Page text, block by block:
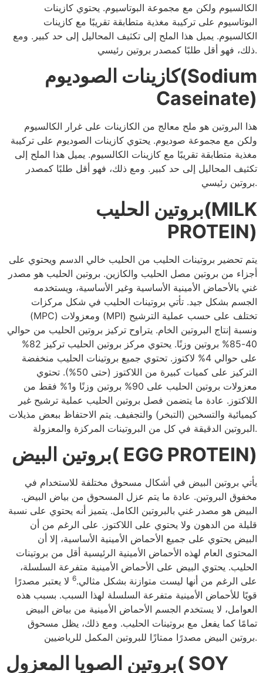
الكالسيوم ولكن مع مجموعة البوتاسيوم. يحتوي كازينات
البوتاسيوم على تركيبة مغذية متطابقة تقريبًا مع كازينات
الكالسيوم. يميل هذا الملح إلى تكثيف المحاليل إلى حد كبير. ومع
ذلك، فهو أقل طلبًا كمصدر بروتين رئيسي.
كازينات الصوديوم(Sodium
Caseinate)
هذا البروتين هو ملح معالج من الكازينات على غرار الكالسيوم
ولكن مع مجموعة صوديوم. يحتوي كازينات الصوديوم على تركيبة
مغذية متطابقة تقريبًا مع كازينات الكالسيوم. يميل هذا الملح إلى
تكثيف المحاليل إلى حد كبير. ومع ذلك، فهو أقل طلبًا كمصدر
بروتين رئيسي.
بروتين الحليب(MILK
PROTEIN)
يتم تحضير بروتينات الحليب من الحليب خالي الدسم ويحتوي على
أجزاء من بروتين مصل الحليب والكازين. بروتين الحليب هو مصدر
غني بالأحماض الأمينية الأساسية وغير الأساسية، ويستخدمه
الجسم بشكل جيد. تأتي بروتينات الحليب في شكل مركزات
(MPC) ومعزولات (MPI) تختلف على حسب عملية الترشيح
ونسبة إنتاج البروتين الخام. يتراوح تركيز بروتين الحليب من حوالي
40-85% بروتين وزنًا. يحتوي مركز بروتين الحليب تركيز 82%
على حوالي 4% لاكتوز. تحتوي جميع بروتينات الحليب منخفضة
التركيز على كميات كبيرة من اللاكتوز (حتى 50%). تحتوي
معزولات بروتين الحليب على 90% بروتين وزنًا و1% فقط من
اللاكتوز. عادة ما يتضمن فصل بروتين الحليب عملية ترشيح غير
كيميائية والتسخين (التبخر) والتجفيف. يتم الاحتفاظ ببعض مذيلات
البروتين الدقيقة في كل من البروتينات المركزة والمعزولة.
بروتين البيض( EGG PROTEIN)
يأتي بروتين البيض في أشكال مسحوق مختلفة للاستخدام في
مخفوق البروتين. عادة ما يتم عزل المسحوق من بياض البيض.
البيض هو مصدر غني بالبروتين الكامل. يتميز أنه يحتوي على نسبة
قليلة من الدهون ولا يحتوي على اللاكتوز. على الرغم من أن
البيض يحتوي على جميع الأحماض الأمينية الأساسية، إلا أن
المحتوى العام لهذه الأحماض الأمينية الرئيسية أقل من بروتينات
الحليب. يحتوي البيض على الأحماض الأمينية متفرعة السلسلة،
على الرغم من أنها ليست متوازنة بشكل مثالي.6 لا يعتبر مصدرًا
قويًا للأحماض الأمينية متفرعة السلسلة لهذا السبب. بسبب هذه
العوامل، لا يستخدم الجسم الأحماض الأمينية من بياض البيض
تمامًا كما يفعل مع بروتينات الحليب. ومع ذلك، يظل مسحوق
بروتين البيض مصدرًا ممتازًا للبروتين المكمل للرياضيين.
بروتين الصويا المعزول( SOY